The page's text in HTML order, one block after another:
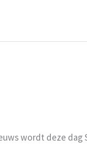
wordt deze dag